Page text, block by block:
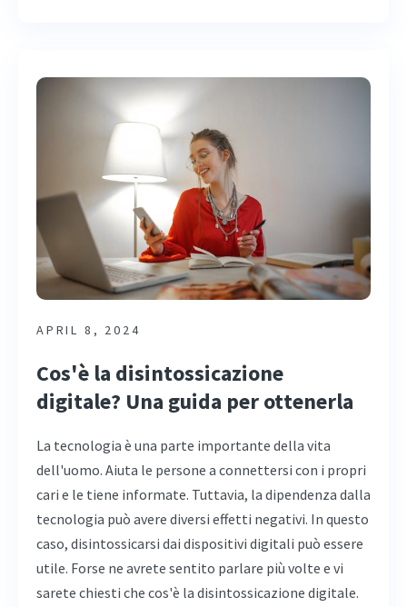
APRIL 8, 2024
Cos'è la disintossicazione
digitale? Una guida per ottenerla
La tecnologia è una parte importante della vita
dell'uomo. Aiuta le persone a connettersi con i propri
cari e le tiene informate. Tuttavia, la dipendenza dalla
tecnologia può avere diversi effetti negativi. In questo
caso, disintossicarsi dai dispositivi digitali può essere
utile. Forse ne avrete sentito parlare più volte e vi
sarete chiesti che cos'è la disintossicazione digitale.